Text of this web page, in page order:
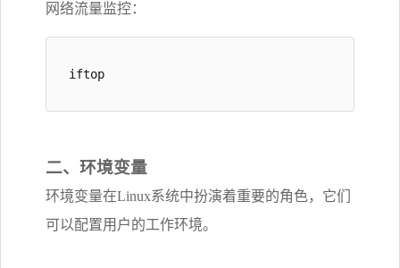
网络流量监控：
iftop
二、环境变量
环境变量在Linux系统中扮演着重要的角色，它们
可以配置用户的工作环境。